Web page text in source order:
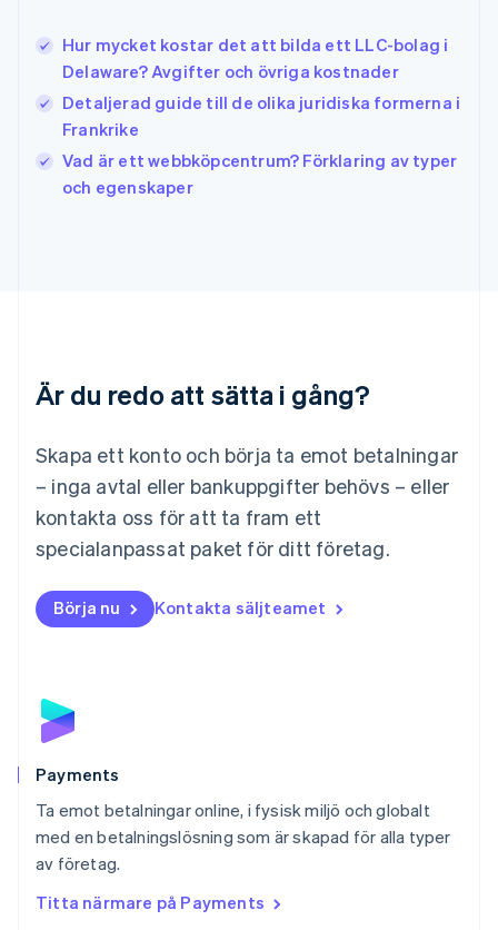
Hur mycket kostar det att bilda ett LLC-bolag i
Delaware? Avgifter och övriga kostnader
Detaljerad guide till de olika juridiska formerna i
Frankrike
Vad är ett webbköpcentrum? Förklaring av typer
och egenskaper
Är du redo att sätta i gång?
Skapa ett konto och börja ta emot betalningar
– inga avtal eller bankuppgifter behövs – eller
kontakta oss för att ta fram ett
specialanpassat paket för ditt företag.
Börja nu Kontakta säljteamet
Payments
Ta emot betalningar online, i fysisk miljö och globalt
med en betalningslösning som är skapad för alla typer
av företag.
Titta närmare på Payments
ItalianoEnglish
Japan
日本語English
Kanada
English Français
Kroatien
EnglishItaliano
Malaysia
English
Mexiko
Nederländerna
NederlandsEnglish
English
Nya Zeeland
Portugal
Português
English
DeutschFrançaisItalianoEnglish
Singapore
English简体中文
English